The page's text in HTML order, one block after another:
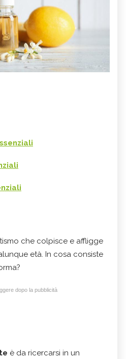
che colpisce e affligge
età. In cosa consiste
dopo la pubblicità
è da ricercarsi in un